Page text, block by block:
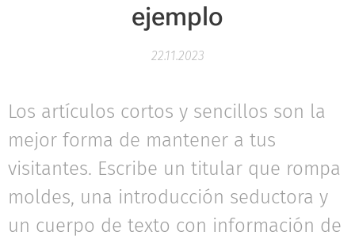
ejemplo
22.11.2023
Los artículos cortos y sencillos son la
mejor forma de mantener a tus
visitantes. Escribe un titular que rompa
moldes, una introducción seductora y
un cuerpo de texto con información de